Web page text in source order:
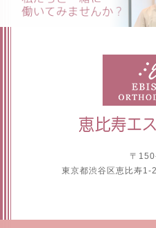
〒
東京都渋谷区恵比寿1-